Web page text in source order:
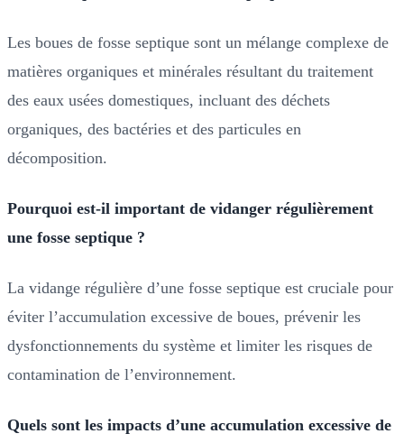
Les boues de fosse septique sont un mélange complexe de
matières organiques et minérales résultant du traitement
des eaux usées domestiques, incluant des déchets
organiques, des bactéries et des particules en
décomposition.
Pourquoi est-il important de vidanger régulièrement
une fosse septique ?
La vidange régulière d’une fosse septique est cruciale pour
éviter l’accumulation excessive de boues, prévenir les
dysfonctionnements du système et limiter les risques de
contamination de l’environnement.
Quels sont les impacts d’une accumulation excessive de